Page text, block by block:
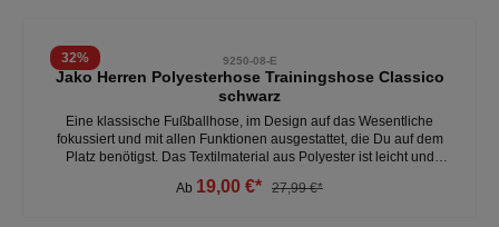
32% 9250-08-E
Jako Herren Polyesterhose Trainingshose Classico
schwarz
Eine klassische Fußballhose, im Design auf das Wesentliche
fokussiert und mit allen Funktionen ausgestattet, die Du auf dem
Platz benötigst. Das Textilmaterial aus Polyester ist leicht und
und Rippeinsatz ausgestattet: Dadurch lässt sich die Hose einfach
Ab 19,00 €* 27,99 €*